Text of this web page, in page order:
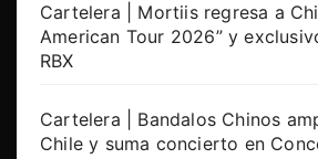
Cartelera | Mortiis regresa a
American Tour 2026” y
RBX
Cartelera | Bandalos Chinos
Chile y suma concierto en